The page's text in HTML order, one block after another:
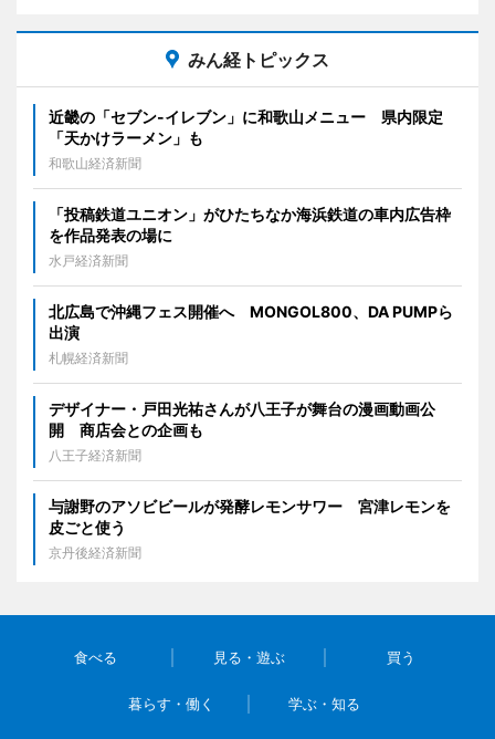
みん経トピックス
近畿の「セブン-イレブン」に和歌山メニュー 県内限定
「天かけラーメン」も
和歌山経済新聞
「投稿鉄道ユニオン」がひたちなか海浜鉄道の車内広告枠
を作品発表の場に
水戸経済新聞
北広島で沖縄フェス開催へ MONGOL800、DA PUMPら
出演
札幌経済新聞
デザイナー・戸田光祐さんが八王子が舞台の漫画動画公
開 商店会との企画も
八王子経済新聞
与謝野のアソビビールが発酵レモンサワー 宮津レモンを
皮ごと使う
京丹後経済新聞
食べる 見る・遊ぶ 買う
暮らす・働く 学ぶ・知る